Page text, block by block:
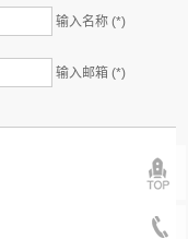
输入名称 (*)
输入邮箱 (*)